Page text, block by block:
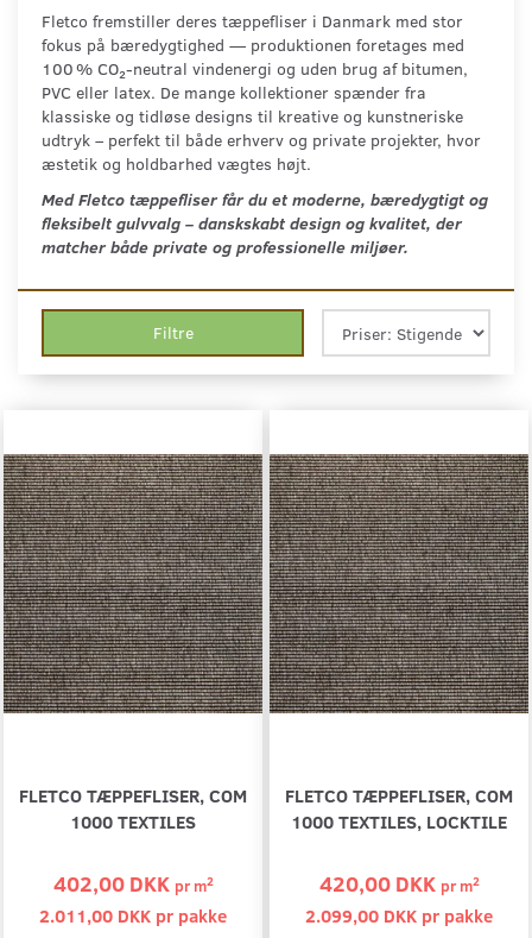
Fletco fremstiller deres tæppefliser i Danmark med stor
fokus på bæredygtighed — produktionen foretages med
100 % CO₂-neutral vindenergi og uden brug af bitumen,
PVC eller latex. De mange kollektioner spænder fra
klassiske og tidløse designs til kreative og kunstneriske
udtryk – perfekt til både erhverv og private projekter, hvor
æstetik og holdbarhed vægtes højt.
Med Fletco tæppefliser får du et moderne, bæredygtigt og
fleksibelt gulvvalg – danskskabt design og kvalitet, der
matcher både private og professionelle miljøer.
Filtre
FLETCO TÆPPEFLISER, COM
1000 TEXTILES
402,00 DKK prm2
2.011,00 DKK pr pakke
FLETCO TÆPPEFLISER, COM
1000 TEXTILES, LOCKTILE
420,00 DKK prm2
2.099,00 DKK pr pakke